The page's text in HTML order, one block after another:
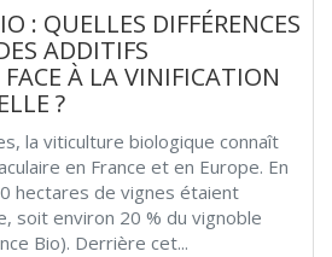
: QUELLES DIFFÉRENCES
ADDITIFS
À LA VINIFICATION
?
la viticulture biologique connaît
en France et en Europe. En
hectares de vignes étaient
soit environ 20 % du vignoble
Bio). Derrière cet...